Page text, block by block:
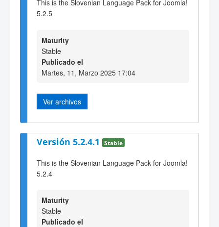
This is the Slovenian Language Pack for Joomla!
5.2.5
Maturity
Stable
Publicado el
Martes, 11, Marzo 2025 17:04
Ver archivos
Versión 5.2.4.1 Stable
This is the Slovenian Language Pack for Joomla!
5.2.4
Maturity
Stable
Publicado el